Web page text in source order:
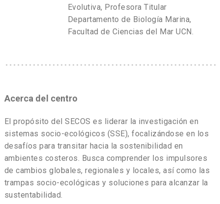
Evolutiva, Profesora Titular
Departamento de Biología Marina,
Facultad de Ciencias del Mar UCN.
Acerca del centro
El propósito del SECOS es liderar la investigación en
sistemas socio-ecológicos (SSE), focalizándose en los
desafíos para transitar hacia la sostenibilidad en
ambientes costeros. Busca comprender los impulsores
de cambios globales, regionales y locales, así como las
trampas socio-ecológicas y soluciones para alcanzar la
sustentabilidad.